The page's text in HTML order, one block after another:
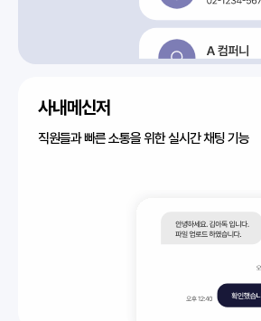
사내메신저
직원들과 빠른 소통을 위한 실시간 채팅 기능